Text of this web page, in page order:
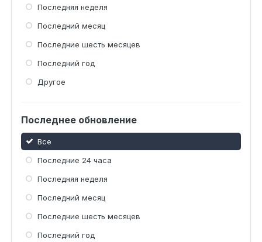
Последняя неделя
Последний месяц
Последние шесть месяцев
Последний год
Другое
Последнее обновление
Все
Последние 24 часа
Последняя неделя
Последний месяц
Последние шесть месяцев
Последний год